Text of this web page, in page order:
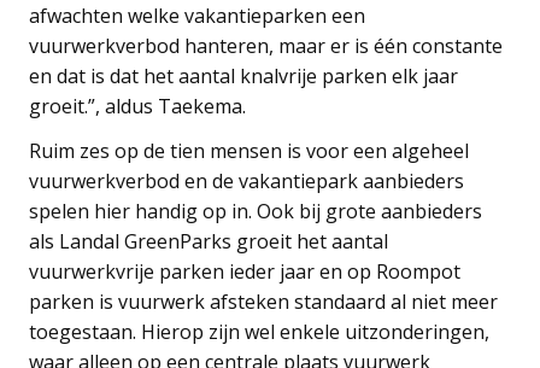
afwachten welke vakantieparken een
vuurwerkverbod hanteren, maar er is één constante
en dat is dat het aantal knalvrije parken elk jaar
groeit.”, aldus Taekema.
Ruim zes op de tien mensen is voor een algeheel
vuurwerkverbod en de vakantiepark aanbieders
spelen hier handig op in. Ook bij grote aanbieders
als Landal GreenParks groeit het aantal
vuurwerkvrije parken ieder jaar en op Roompot
parken is vuurwerk afsteken standaard al niet meer
toegestaan. Hierop zijn wel enkele uitzonderingen,
waar alleen op een centrale plaats vuurwerk